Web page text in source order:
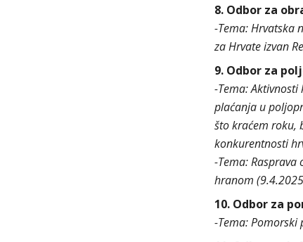
8. Odbor za
-Tema: Hrvatska
za Hrvate izvan
9. Odbor za
-Tema:
plaćanja u
što kraćem roku,
konkurentnosti
-Tema:
hranom
10. Odbor za
-Tema: Pomorski